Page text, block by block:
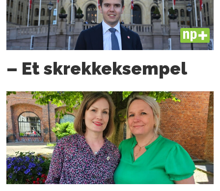
PLUS
– Et skrekkeksempel